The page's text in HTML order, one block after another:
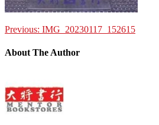
Previous: IMG_20230117_152615
About The Author